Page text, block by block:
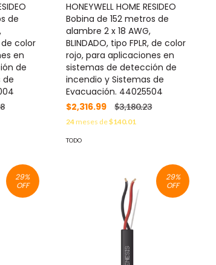
de
de color
en
de
de
HONEYWELL HOME RESIDEO
Bobina de 152 metros de
alambre 2 x 18 AWG,
BLINDADO, tipo FPLR, de color
rojo, para aplicaciones en
sistemas de detección de
incendio y Sistemas de
Evacuación. 44025504
$2,316.99
$3,180.23
24meses de$140.01
TODO
29%
OFF
29%
OFF